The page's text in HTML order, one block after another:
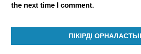
the next time I comment.